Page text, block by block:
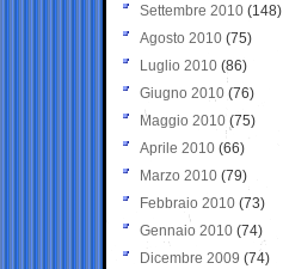
Settembre 2010 (148)
Agosto 2010 (75)
Luglio 2010 (86)
Giugno 2010 (76)
Maggio 2010 (75)
Aprile 2010 (66)
Marzo 2010 (79)
Febbraio 2010 (73)
Gennaio 2010 (74)
Dicembre 2009 (74)